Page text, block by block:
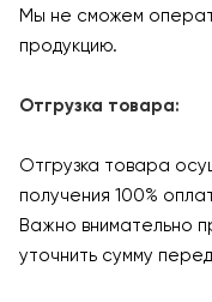
Мы не сможем
продукцию.
Отгрузка товара:
Отгрузка товара
получения 100%
Важно внимательно
уточнить сумму